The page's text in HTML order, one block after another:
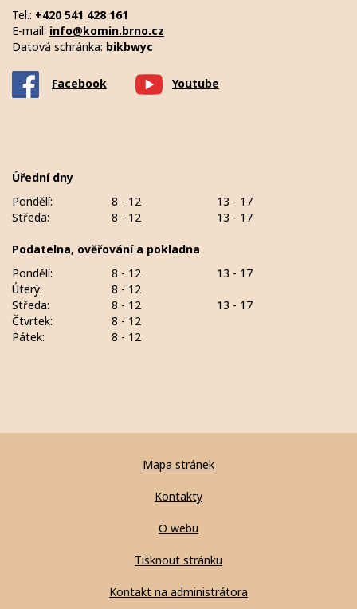
Tel.: +420 541 428 161
E-mail: info@komin.brno.cz
Datová schránka: bikbwyc
Facebook Youtube
Úřední dny
Pondělí:
8 - 12
13 - 17
Středa:
8 - 12 13 - 17
Podatelna, ověřování a pokladna
Pondělí:
8 - 12
13 - 17
Úterý:
8 - 12
Středa:
8 - 12
13 - 17
Čtvrtek:
8 - 12
Pátek:
8 - 12
Mapa stránek
Kontakty
O webu
Tisknout stránku
Kontakt na administrátora